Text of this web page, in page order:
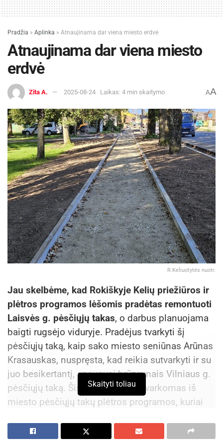
Pradžia » Aplinka » Atnaujinama dar viena miesto erdvė
Atnaujinama dar viena miesto
erdvė
Zita A. 2025-08-24 Laikas: 4 min skaitymo AA
R.Keliuotytės nuotr.
Jau skelbėme, kad Rokiškyje Kelių priežiūros ir
plėtros programos lėšomis pradėtas remontuoti
Laisvės g. pėsčiųjų takas, o darbus planuojama
baigti rugsėjo viduryje. Pradėjus tvarkyti šį
pėsčiųjų taką, kaip sako miesto seniūnas Arūnas
Krasauskas, nuspręsta, kad reikia sutvarkyti ir su
juo besikertantį, apaugusį brūzgynais Vilniaus g.
pėsčiųjų taką. Šis takas jau bus tvarkomas iš
miesto pėsčiųjų takų plėtros programos, kuriai
200 000 eurų.
Skaityti toliau